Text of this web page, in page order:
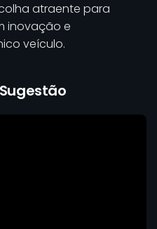
atraente para
inovação e
veículo.